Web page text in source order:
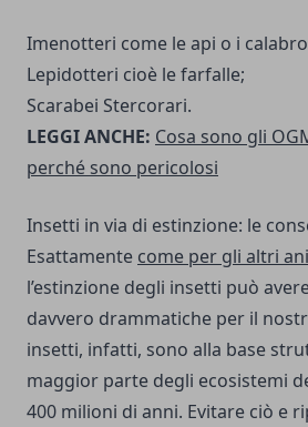
Imenotteri come le api o i
Lepidotteri cioè le farfalle;
Scarabei Stercorari.
LEGGI ANCHE: Cosa sono gli
perché sono pericolosi
Insetti in via di estinzione: le
Esattamente come per gli altri
l’estinzione degli insetti può
davvero drammatiche per il
insetti, infatti, sono alla base
maggior parte degli ecosistemi
400 milioni di anni. Evitare ciò e